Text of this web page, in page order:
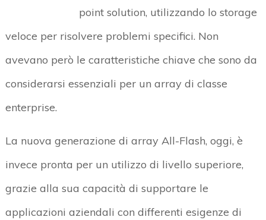
point solution, utilizzando lo storage
veloce per risolvere problemi specifici. Non
avevano però le caratteristiche chiave che sono da
considerarsi essenziali per un array di classe
enterprise.
La nuova generazione di array All-Flash, oggi, è
invece pronta per un utilizzo di livello superiore,
grazie alla sua capacità di supportare le
applicazioni aziendali con differenti esigenze di